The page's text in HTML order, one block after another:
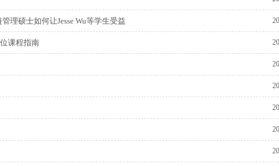
理硕士如何让Jesse Wu等学生受益
课程指南